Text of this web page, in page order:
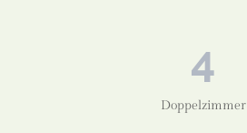
4
Doppelzimmer